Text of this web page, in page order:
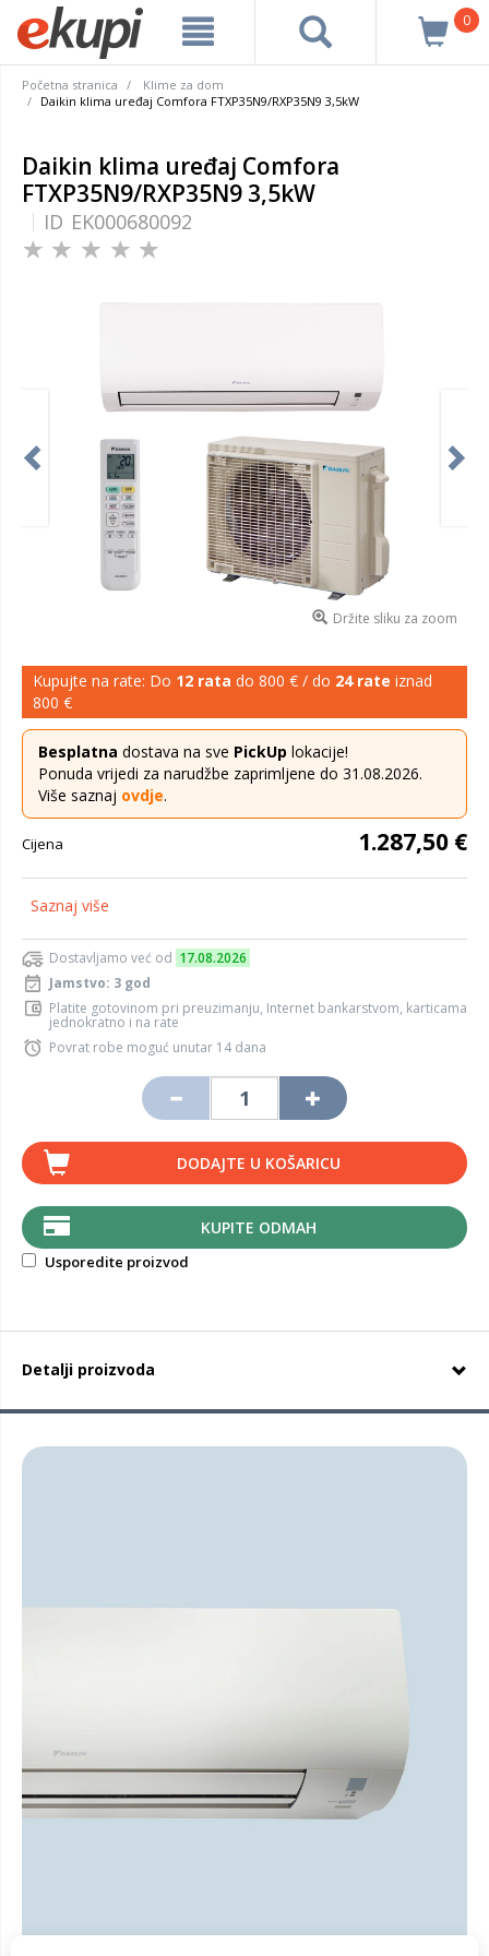
0
Početna stranica
Klime za dom
Daikin klima uređaj Comfora FTXP35N9/RXP35N9 3,5kW
Daikin klima uređaj Comfora
FTXP35N9/RXP35N9 3,5kW
ID EK000680092
Držite sliku za zoom
Kupujte na rate: Do 12 rata do 800 € / do 24 rate iznad
800 €
Besplatna dostava na sve PickUp lokacije!
Ponuda vrijedi za narudžbe zaprimljene do 31.08.2026.
Više saznaj ovdje.
Cijena 1.287,50 €
Saznaj više
Dostavljamo već od 17.08.2026
Jamstvo: 3 god
Platite gotovinom pri preuzimanju, Internet bankarstvom, karticama
jednokratno i na rate
Povrat robe moguć unutar 14 dana
DODAJTE U KOŠARICU
KUPITE ODMAH
Usporedite proizvod
Detalji proizvoda